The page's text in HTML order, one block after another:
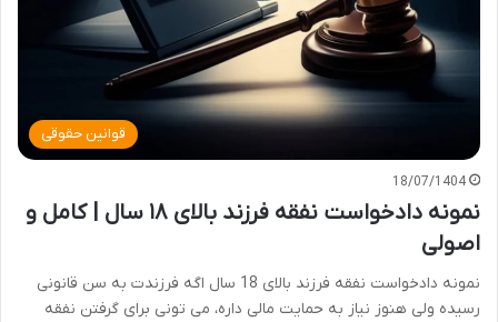
قوانین حقوقی
18/07/1404
نمونه دادخواست نفقه فرزند بالای ۱۸ سال | کامل و
اصولی
نمونه دادخواست نفقه فرزند بالای 18 سال اگه فرزندت به سن قانونی
رسیده ولی هنوز نیاز به حمایت مالی داره، می تونی برای گرفتن نفقه